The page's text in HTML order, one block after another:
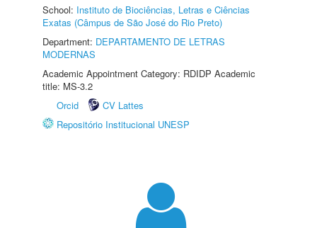
School: Instituto de Biociências, Letras e Ciências
Exatas (Câmpus de São José do Rio Preto)
Department: DEPARTAMENTO DE LETRAS
MODERNAS
Academic Appointment Category: RDIDP Academic
title: MS-3.2
Orcid
CV Lattes
Repositório Institucional UNESP